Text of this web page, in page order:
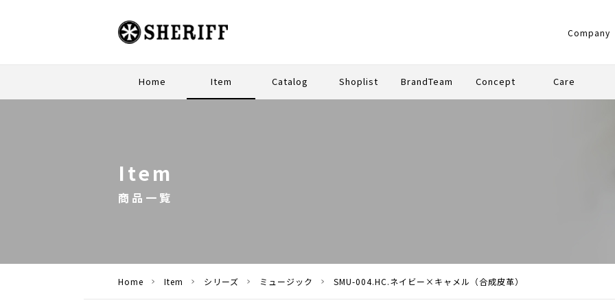
Company
Home Item Catalog Shoplist BrandTeam Concept Care
Item
商品一覧
Home Item シリーズ ミュージック SMU-004.HC.ネイビー×キャメル（合成皮革）